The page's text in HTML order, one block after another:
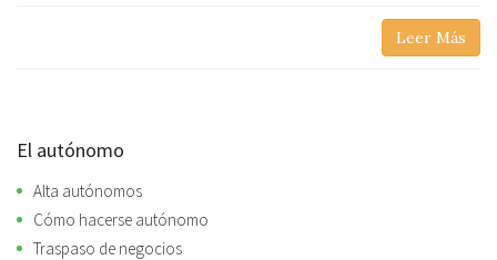
Leer Más
El autónomo
Alta autónomos
Cómo hacerse autónomo
Traspaso de negocios